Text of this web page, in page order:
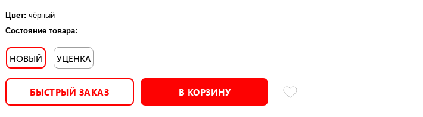
Цвет: чёрный
Состояние товара:
НОВЫЙ УЦЕНКА
БЫСТРЫЙ ЗАКАЗ В КОРЗИНУ